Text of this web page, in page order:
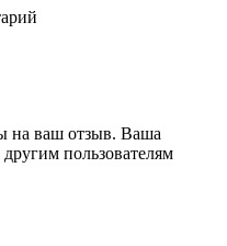
на ваш отзыв. Ваша
пользователям